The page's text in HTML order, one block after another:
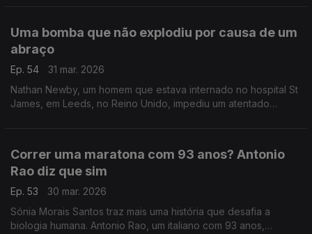
Uma bomba que não explodiu por causa de um
abraço
Ep. 54
31 mar. 2026
Nathan Newby, um homem que estava internado no hospital St
James, em Leeds, no Reino Unido, impediu um atentado
Correr uma maratona com 93 anos? Antonio
Rao diz que sim
Ep. 53
30 mar. 2026
Sónia Morais Santos traz mais uma história que desafia a
biologia humana. Antonio Rao, um italiano com 93 anos,